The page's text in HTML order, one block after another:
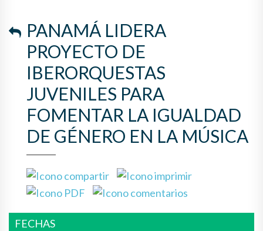
PANAMÁ LIDERA
PROYECTO DE
IBERORQUESTAS
JUVENILES PARA
FOMENTAR LA IGUALDAD
DE GÉNERO EN LA MÚSICA
FECHAS